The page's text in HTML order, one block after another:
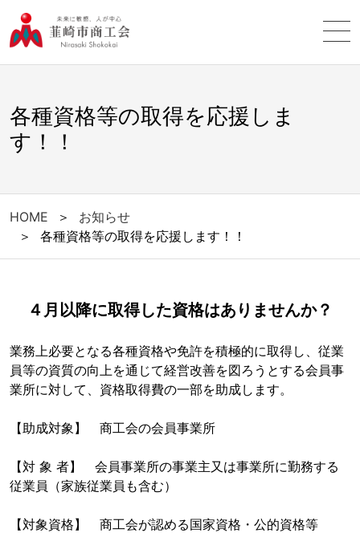
各種資格等の取得を応援しま
す！！
HOME ＞
お知らせ
＞
各種資格等の取得を応援します！！
４月以降に取得した資格はありませんか？
業務上必要となる各種資格や免許を積極的に取得し、従業
員等の資質の向上を通じて経営改善を図ろうとする会員事
業所に対して、資格取得費の一部を助成します。
【助成対象】 商工会の会員事業所
【対 象 者】 会員事業所の事業主又は事業所に勤務する
従業員（家族従業員も含む）
【対象資格】 商工会が認める国家資格・公的資格等